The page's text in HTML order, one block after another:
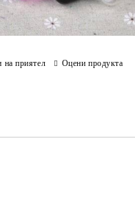
на приятел Оцени продукта